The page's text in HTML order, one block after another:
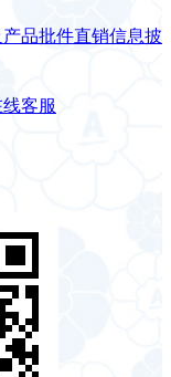
品批件直销信息披
客服